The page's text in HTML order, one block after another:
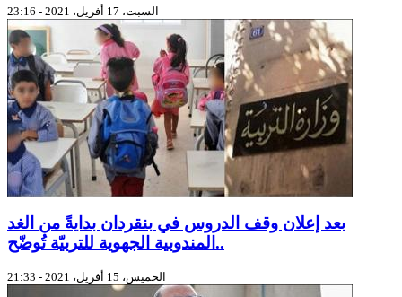
السبت، 17 أفريل، 2021 - 23:16
بعد إعلان وقف الدروس في بنقردان بدايةً من الغد
..المندوبية الجهوية للتربيّة تُوضّح
الخميس، 15 أفريل، 2021 - 21:33